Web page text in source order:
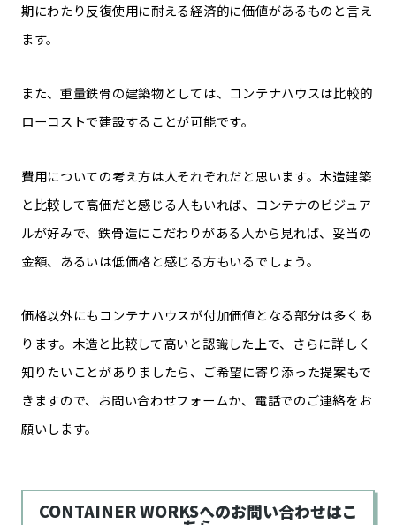
期にわたり反復使用に耐える経済的に価値があるものと言え
ます。
また、重量鉄骨の建築物としては、コンテナハウスは比較的
ローコストで建設することが可能です。
費用についての考え方は人それぞれだと思います。木造建築
と比較して高価だと感じる人もいれば、コンテナのビジュア
ルが好みで、鉄骨造にこだわりがある人から見れば、妥当の
金額、あるいは低価格と感じる方もいるでしょう。
価格以外にもコンテナハウスが付加価値となる部分は多くあ
ります。木造と比較して高いと認識した上で、さらに詳しく
知りたいことがありましたら、ご希望に寄り添った提案もで
きますので、お問い合わせフォームか、電話でのご連絡をお
願いします。
CONTAINER WORKSへのお問い合わせはこ